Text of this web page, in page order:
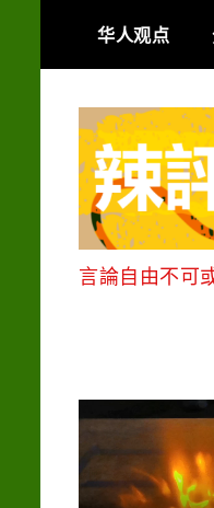
content
华人观点
言論自由不可